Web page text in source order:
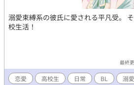
溺愛束縛系の彼氏に愛される平凡受。
校生活！
最終
恋愛 高校生 日常 BL 溺